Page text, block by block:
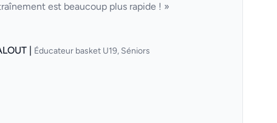
est beaucoup plus rapide ! »
| Éducateur basket U19, Séniors